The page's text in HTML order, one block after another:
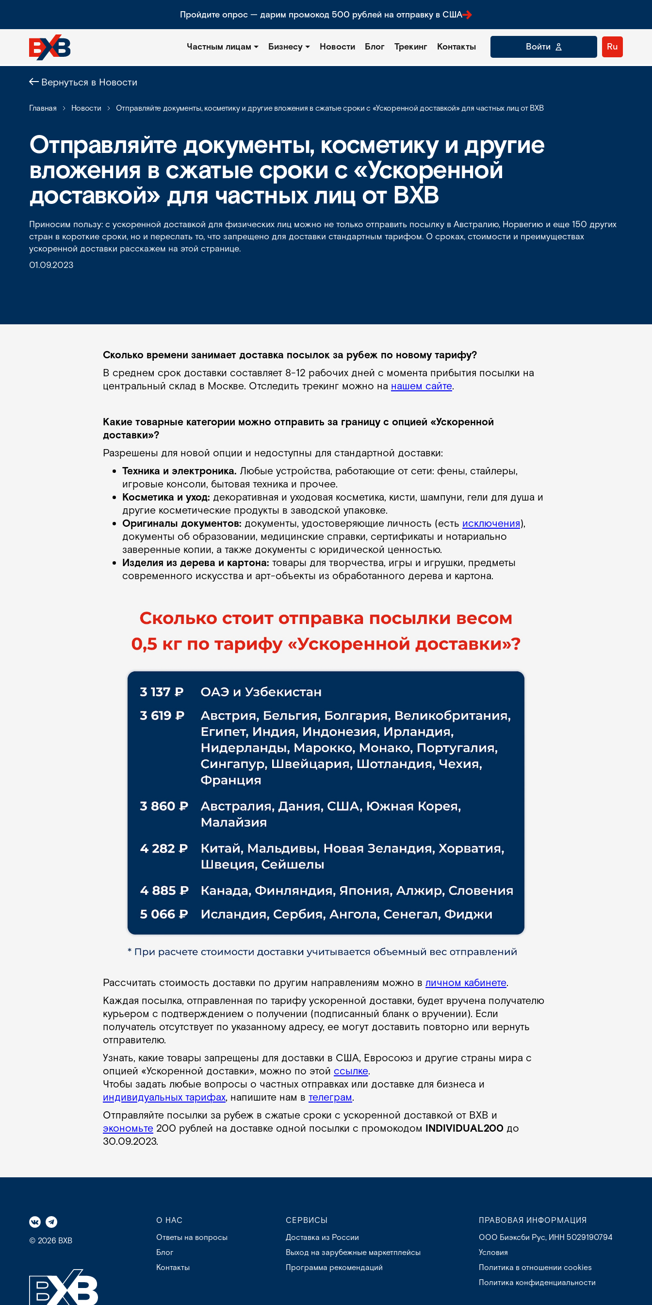
Пройдите опрос — дарим промокод 500 рублей на отправку в США
Частным лицам Бизнесу Новости Блог Трекинг Контакты Войти Ru
Вернуться в Новости
Главная Новости Отправляйте документы, косметику и другие вложения в сжатые сроки с «Ускоренной доставкой» для частных лиц от BXB
Отправляйте документы, косметику и другие
вложения в сжатые сроки с «Ускоренной
доставкой» для частных лиц от BXB
Приносим пользу: с ускоренной доставкой для физических лиц можно не только отправить посылку в Австралию, Норвегию и еще 150 других
стран в короткие сроки, но и переслать то, что запрещено для доставки стандартным тарифом. О сроках, стоимости и преимуществах
ускоренной доставки расскажем на этой странице.
01.09.2023
Сколько времени занимает доставка посылок за рубеж по новому тарифу?
В среднем срок доставки составляет 8-12 рабочих дней с момента прибытия посылки на
центральный склад в Москве. Отследить трекинг можно на нашем сайте.
Какие товарные категории можно отправить за границу с опцией «Ускоренной
доставки»?
Разрешены для новой опции и недоступны для стандартной доставки:
Техника и электроника. Любые устройства, работающие от сети: фены, стайлеры,
игровые консоли, бытовая техника и прочее.
Косметика и уход: декоративная и уходовая косметика, кисти, шампуни, гели для душа и
другие косметические продукты в заводской упаковке.
Оригиналы документов: документы, удостоверяющие личность (есть исключения),
документы об образовании, медицинские справки, сертификаты и нотариально
заверенные копии, а также документы с юридической ценностью.
Изделия из дерева и картона: товары для творчества, игры и игрушки, предметы
современного искусства и арт-объекты из обработанного дерева и картона.
Рассчитать стоимость доставки по другим направлениям можно в личном кабинете.
Каждая посылка, отправленная по тарифу ускоренной доставки, будет вручена получателю
курьером с подтверждением о получении (подписанный бланк о вручении). Если
получатель отсутствует по указанному адресу, ее могут доставить повторно или вернуть
отправителю.
Узнать, какие товары запрещены для доставки в США, Евросоюз и другие страны мира с
опцией «Ускоренной доставки», можно по этой ссылке.
Чтобы задать любые вопросы о частных отправках или доставке для бизнеса и
индивидуальных тарифах, напишите нам в телеграм.
Отправляйте посылки за рубеж в сжатые сроки с ускоренной доставкой от BXB и
экономьте 200 рублей на доставке одной посылки с промокодом INDIVIDUAL200 до
30.09.2023.
© 2026 BXB
О НАС
Ответы на вопросы
Блог
Контакты
СЕРВИСЫ
Доставка из России
Выход на зарубежные маркетплейсы
Программа рекомендаций
ПРАВОВАЯ ИНФОРМАЦИЯ
ООО Биэксби Рус, ИНН 5029190794
Условия
Политика в отношении cookies
Политика конфиденциальности